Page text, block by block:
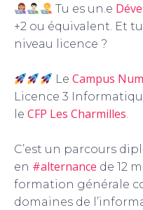
Tu es un.e
+2 ou équivalent. Et
niveau licence ?
Le Campus
Licence 3
le CFP Les Charmilles.
C’est un parcours
en #alternance de 12
formation générale
domaines de